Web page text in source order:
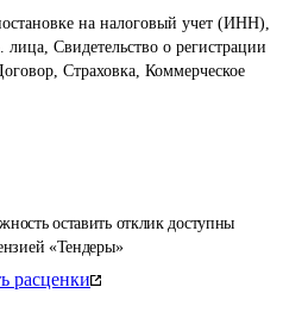
оставить отклик доступны
«Тендеры»
расценки
на налоговый учет (ИНН),
Свидетельство о регистрации
Страховка, Коммерческое